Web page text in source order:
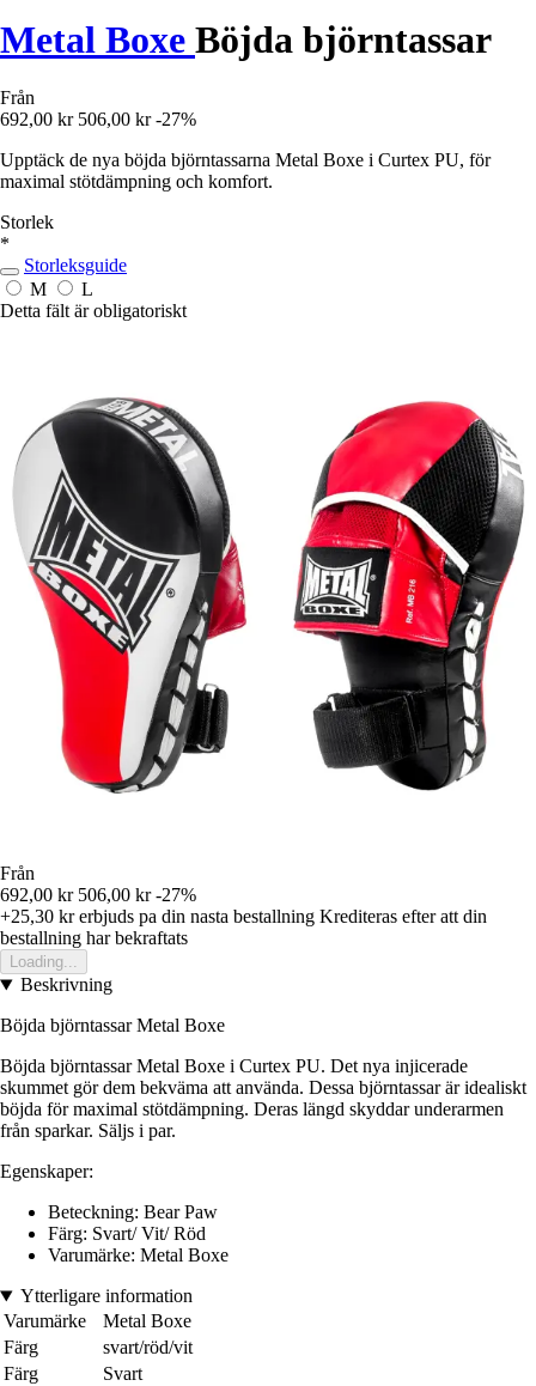
Metal Boxe Böjda björntassar
Från
692,00 kr 506,00 kr -27%
Upptäck de nya böjda björntassarna Metal Boxe i Curtex PU, för
maximal stötdämpning och komfort.
Storlek
*
Storleksguide
M
L
Detta fält är obligatoriskt
Från
692,00 kr 506,00 kr -27%
+25,30 krerbjuds pa din nasta bestallning Krediteras efter att din
bestallning har bekraftats
Loading...
Beskrivning
Böjda björntassar Metal Boxe
Böjda björntassar Metal Boxe i Curtex PU. Det nya injicerade
skummet gör dem bekväma att använda. Dessa björntassar är idealiskt
böjda för maximal stötdämpning. Deras längd skyddar underarmen
från sparkar. Säljs i par.
Egenskaper:
Beteckning: Bear Paw
Färg: Svart/ Vit/ Röd
Varumärke: Metal Boxe
Ytterligare information
Varumärke
Metal Boxe
Färg
svart/röd/vit
Färg
Svart